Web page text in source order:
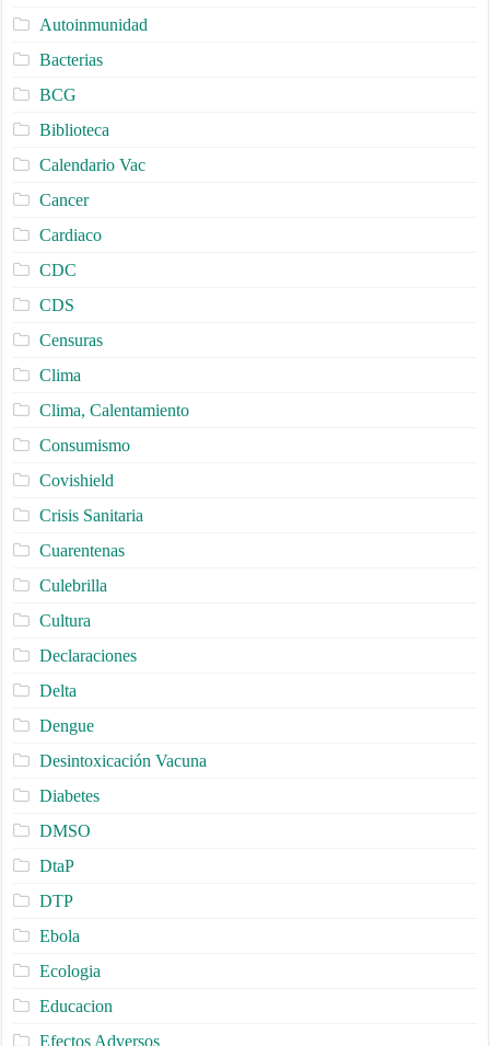
Autoinmunidad
Bacterias
BCG
Biblioteca
Calendario Vac
Cancer
Cardiaco
CDC
CDS
Censuras
Clima
Clima, Calentamiento
Consumismo
Covishield
Crisis Sanitaria
Cuarentenas
Culebrilla
Cultura
Declaraciones
Delta
Dengue
Desintoxicación Vacuna
Diabetes
DMSO
DtaP
DTP
Ebola
Ecologia
Educacion
Efectos Adversos